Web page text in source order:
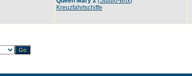
Kreuzfahrtschiffe